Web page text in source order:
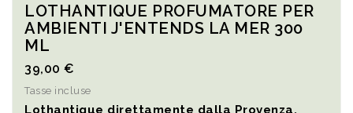
LOTHANTIQUE PROFUMATORE PER
AMBIENTI J'ENTENDS LA MER 300
ML
39,00 €
Tasse incluse
Lothantique direttamente dalla Provenza,